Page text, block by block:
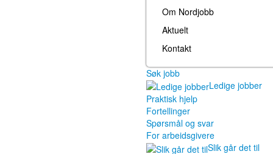
Om Nordjobb
Aktuelt
Kontakt
Søk jobb
Ledige jobber
Praktisk hjelp
Fortellinger
Spørsmål og svar
For arbeidsgivere
Slik går det til